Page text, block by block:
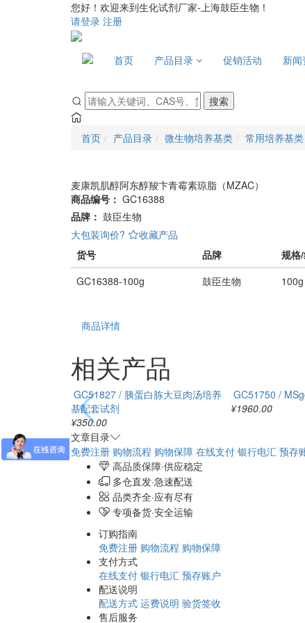
您好！欢迎来到生化试剂厂家-上海鼓臣生物！
请登录 注册
首页 产品目录 促销活动 新
搜索
首页 产品目录 微生物培养基类 常用培养基类
麦康凯肌醇阿东醇羧卞青霉素琼脂（MZAC）
商品编号： GC16388
品牌： 鼓臣生物
大包装询价?
收藏产品
货号
品牌 规格
GC16388-100g
鼓臣生物
商品详情
相关产品
GC51827 / 胰蛋白胨大豆肉汤培养
基配套试剂
¥350.00
GC51750 /
¥1960.00
文章目录
免费注册 购物流程 购物保障 在线支付 银行电汇 预存
高品质保障·供应稳定
多仓直发·急速配送
品类齐全·应有尽有
专项备货·安全运输
订购指南
免费注册 购物流程 购物保障
支付方式
在线支付 银行电汇 预存账户
配送说明
配送方式 运费说明 验货签收
售后服务